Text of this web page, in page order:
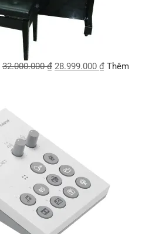
32.000.000₫ 28.999.000 ₫ Thêm